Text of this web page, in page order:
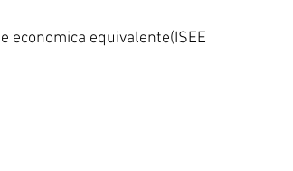
economica equivalente(ISEE